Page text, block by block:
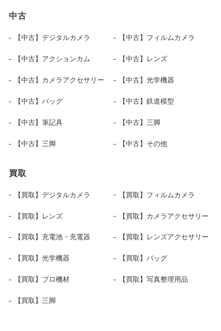
中古
【中古】デジタルカメラ 【中古】フィルムカメラ
【中古】アクションカム 【中古】レンズ
【中古】カメラアクセサリー 【中古】光学機器
【中古】バッグ 【中古】鉄道模型
【中古】筆記具 【中古】三脚
【中古】三脚 【中古】その他
買取
【買取】デジタルカメラ 【買取】フィルムカメラ
【買取】レンズ 【買取】カメラアクセサリー
【買取】充電池・充電器 【買取】レンズアクセサリー
【買取】光学機器 【買取】バッグ
【買取】プロ機材 【買取】写真整理用品
【買取】三脚